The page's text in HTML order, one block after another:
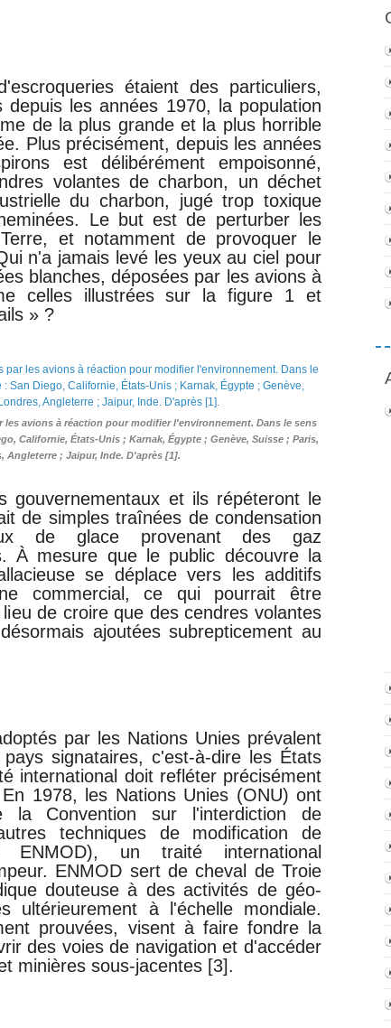
étaient des particuliers,
les années 1970, la population
de la plus grande et la plus horrible
Plus précisément, depuis les années
est délibérément empoisonné,
volantes de charbon, un déchet
du charbon, jugé trop toxique
Le but est de perturber les
et notamment de provoquer le
n'a jamais levé les yeux au ciel pour
blanches,déposées par les avions à
celles illustrées sur la figure 1 et
» ?
les avions à réaction pour modifier l'environnement. Dans le sens
Californie, États-Unis ; Karnak, Égypte ; Genève, Suisse ; Paris,
Angleterre ; Jaipur, Inde. D'après [1].
gouvernementaux et ils répéteront le
de simples traînées de condensation
de glace provenant des gaz
À mesure que le public découvre la
se déplace vers les additifs
commercial, ce qui pourrait être
de croire que des cendres volantes
ajoutées subrepticement au
par les Nations Unies prévalent
signataires, c'est-à-dire les États
international doit refléter précisément
1978, les Nations Unies (ONU) ont
la Convention sur l'interdiction de
techniques de modification de
ENMOD), un traité international
ENMOD sert de cheval de Troie
douteuse à des activités de géo-
ultérieurement à l'échelle mondiale.
prouvées, visent à faire fondre la
des voies de navigation et d'accéder
minières sous-jacentes [3].